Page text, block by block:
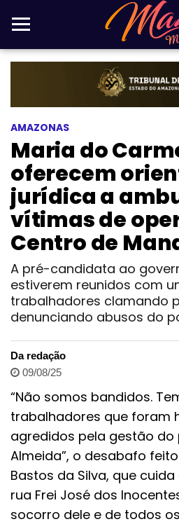
AMAZONAS
Maria do
oferecem
jurídica a
vítimas de
Centro de
A pré-candidata ao
estiverem reunidos com
trabalhadores clamando
denunciando abusos do
Da redação
09/08/25
“Não somos bandidos.
trabalhadores que foram
agredidos pela gestão do
Almeida”, o desabafo
Bastos da Silva, que
rua Frei José dos
socorro dele e de todos